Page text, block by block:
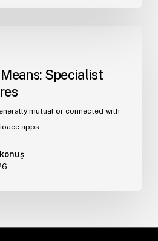
Specialist
mutual or connected with
apps…